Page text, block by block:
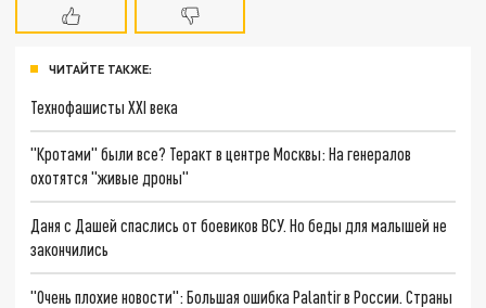
ЧИТАЙТЕ ТАКЖЕ:
Технофашисты XXI века
"Кротами" были все? Теракт в центре Москвы: На генералов
охотятся "живые дроны"
Даня с Дашей спаслись от боевиков ВСУ. Но беды для малышей не
закончились
"Очень плохие новости": Большая ошибка Palantir в России. Страны